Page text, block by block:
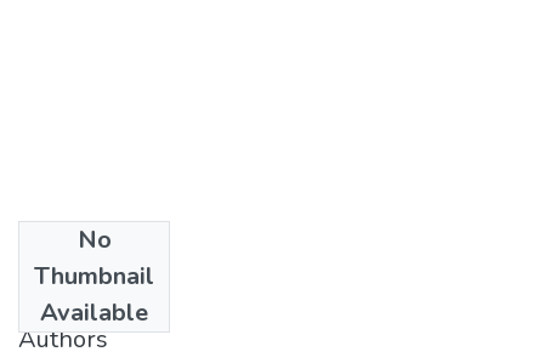
No
Thumbnail
Available
2018
Authors